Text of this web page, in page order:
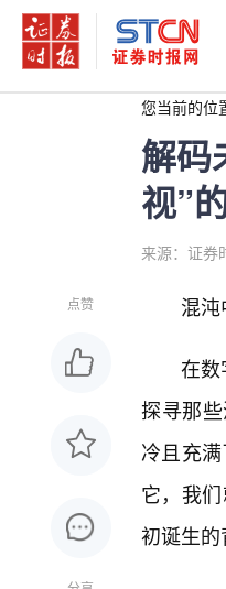
您当前的位
解
视”
来源：证券
点赞 混
在
探寻那
冷且充
它，我
初诞生的